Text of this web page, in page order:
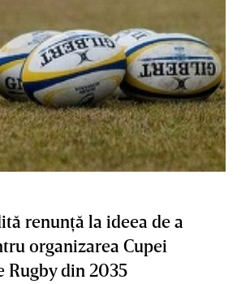
renunţă la ideea de a
organizarea Cupei
Rugby din 2035